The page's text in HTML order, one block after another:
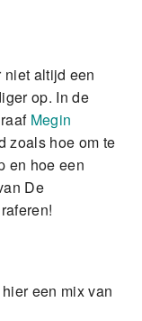
niet altijd een
op. In de
Megin
zoals hoe om te
en hoe een
De
een mix van